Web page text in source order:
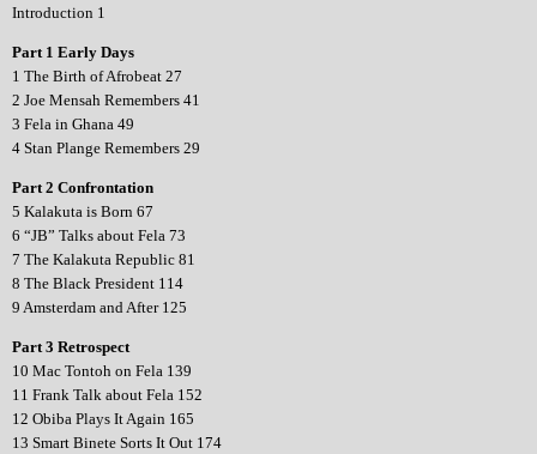
Introduction 1
Part 1 Early Days
1 The Birth of Afrobeat 27
2 Joe Mensah Remembers 41
3 Fela in Ghana 49
4 Stan Plange Remembers 29
Part 2 Confrontation
5 Kalakuta is Born 67
6 “JB” Talks about Fela 73
7 The Kalakuta Republic 81
8 The Black President 114
9 Amsterdam and After 125
Part 3 Retrospect
10 Mac Tontoh on Fela 139
11 Frank Talk about Fela 152
12 Obiba Plays It Again 165
13 Smart Binete Sorts It Out 174